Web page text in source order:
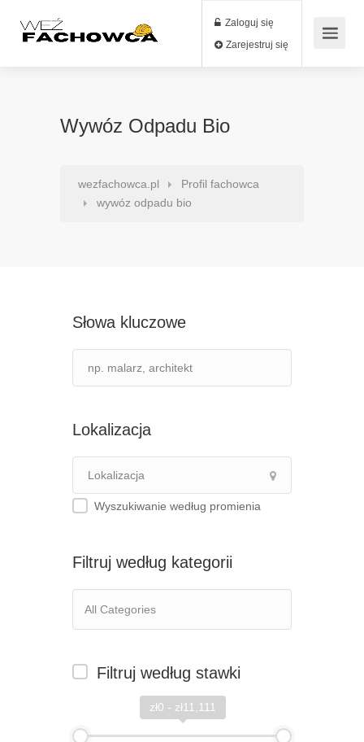
Zaloguj się
Zarejestruj się
Wywóz Odpadu Bio
wezfachowca.pl
Profil fachowca
wywóz odpadu bio
Słowa kluczowe
Lokalizacja
Wyszukiwanie według promienia
Filtruj według kategorii
Filtruj według stawki
zł0 - zł11,111